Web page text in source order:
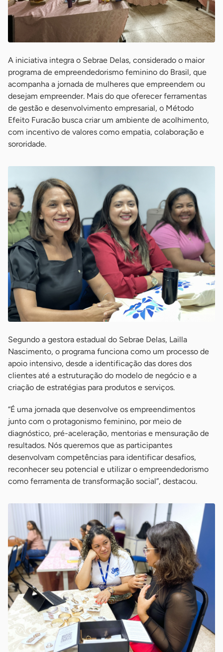
A iniciativa integra o Sebrae Delas, considerado o maior
programa de empreendedorismo feminino do Brasil, que
acompanha a jornada de mulheres que empreendem ou
desejam empreender. Mais do que oferecer ferramentas
de gestão e desenvolvimento empresarial, o Método
Efeito Furacão busca criar um ambiente de acolhimento,
com incentivo de valores como empatia, colaboração e
sororidade.
Segundo a gestora estadual do Sebrae Delas, Lailla
Nascimento, o programa funciona como um processo de
apoio intensivo, desde a identificação das dores dos
clientes até a estruturação do modelo de negócio e a
criação de estratégias para produtos e serviços.
“É uma jornada que desenvolve os empreendimentos
junto com o protagonismo feminino, por meio de
diagnóstico, pré-aceleração, mentorias e mensuração de
resultados. Nós queremos que as participantes
desenvolvam competências para identificar desafios,
reconhecer seu potencial e utilizar o empreendedorismo
como ferramenta de transformação social”, destacou.